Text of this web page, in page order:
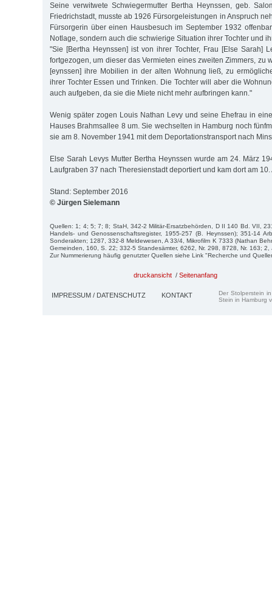
Seine verwitwete Schwiegermutter Bertha Heynssen, geb.
Friedrichstadt, musste ab 1926 Fürsorgeleistungen in Anspruch
Fürsorgerin über einen Hausbesuch im September 1932
Notlage, sondern auch die schwierige Situation ihrer Tochter und
"Sie [Bertha Heynssen] ist von ihrer Tochter, Frau [Else Sarah]
fortgezogen, um dieser das Vermieten eines zweiten Zimmers, zu
[eynssen] ihre Mobilien in der alten Wohnung ließ, zu
ihrer Tochter Essen und Trinken. Die Tochter will aber die
auch aufgeben, da sie die Miete nicht mehr aufbringen kann."
Wenig später zogen Louis Nathan Levy und seine Ehefrau in
Hauses Brahmsallee 8 um. Sie wechselten in Hamburg noch
sie am 8. November 1941 mit dem Deportationstransport nach
Else Sarah Levys Mutter Bertha Heynssen wurde am 24. März
Laufgraben 37 nach Theresienstadt deportiert und kam dort am
Stand: September 2016
© Jürgen Sielemann
Quellen: 1; 4; 5; 7; 8; StaH, 342-2 Militär-Ersatzbehörden, D II 140 Bd. VII,
Handels- und Genossenschaftsregister, 1955-257 (B. Heynssen); 351-14
Sonderakten; 1287, 332-8 Meldewesen, A 33/4, Mikrofilm K 7333 (Nathan
Gemeinden, 160, S. 22; 332-5 Standesämter, 6262, Nr. 298, 8728, Nr. 163;
Zur Nummerierung häufig genutzter Quellen siehe Link "Recherche und
druckansicht / Seitenanfang
IMPRESSUM / DATENSCHUTZ KONTAKT
Der Stolperstein
Stein in Hamburg